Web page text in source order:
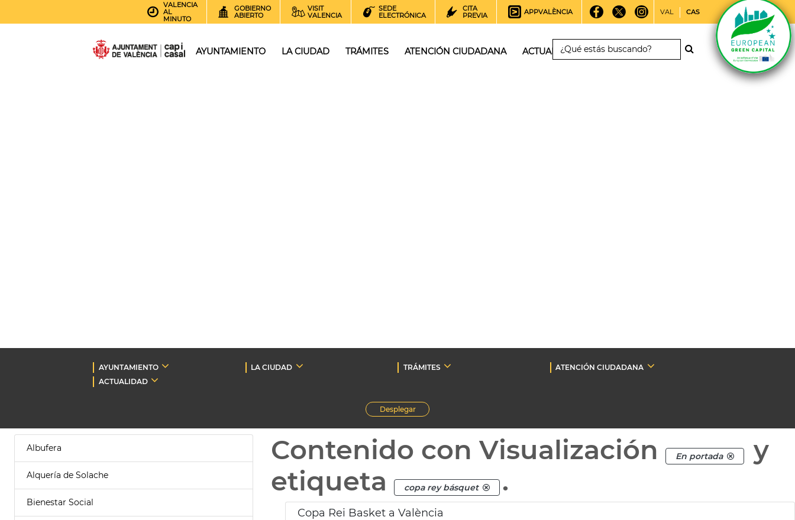
VALENCIA
AL
MINUTO
GOBIERNO
ABIERTO
VISIT
VALENCIA
SEDE
ELECTRÓNICA
CITA
PREVIA
APPVALÈNCIA VAL CAS
AYUNTAMIENTO LA CIUDAD TRÁMITES ATENCIÓN CIUDADANA ACTUALIDAD
AYUNTAMIENTO LA CIUDAD TRÁMITES
ATENCIÓN CIUDADANA
ACTUALIDAD
Desplegar
Albufera
Alquería de Solache
Bienestar Social
Contenido con Visualización En portada
y
etiqueta
copa rey básquet .
Copa Rei Basket a València